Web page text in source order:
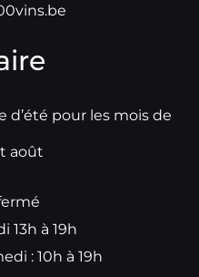
d’été pour les mois de
août
13h à 19h
: 10h à 19h